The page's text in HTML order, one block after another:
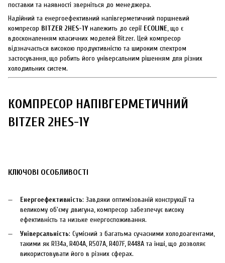
поставки та наявності зверніться до менеджера.
Надійний та енергоефективний напівгерметичний поршневий
компресор BITZER 2HES-1Y належить до серії ECOLINE, що є
вдосконаленням класичних моделей Bitzer. Цей компресор
відзначається високою продуктивністю та широким спектром
застосування, що робить його універсальним рішенням для різних
холодильних систем.
КОМПРЕСОР НАПІВГЕРМЕТИЧНИЙ
BITZER 2HES-1Y
КЛЮЧОВІ ОСОБЛИВОСТІ
Енергоефективність: Завдяки оптимізованій конструкції та
великому об'єму двигуна, компресор забезпечує високу
ефективність та низьке енергоспоживання.
Універсальність: Сумісний з багатьма сучасними холодоагентами,
такими як R134a, R404A, R507A, R407F, R448A та інші, що дозволяє
використовувати його в різних сферах.